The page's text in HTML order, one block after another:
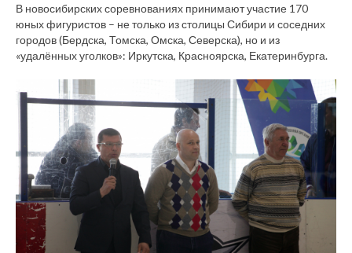
В новосибирских соревнованиях принимают участие 170
юных фигуристов – не только из столицы Сибири и соседних
городов (Бердска, Томска, Омска, Северска), но и из
«удалённых уголков»: Иркутска, Красноярска, Екатеринбурга.